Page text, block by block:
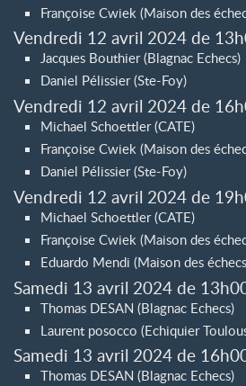
Françoise Cwiek (Maison des
Vendredi 12 avril 2024 de
Jacques Bouthier (Blagnac Echecs)
Daniel Pélissier (Ste-Foy)
Vendredi 12 avril 2024 de
Michael Schoettler (CATE)
Françoise Cwiek (Maison des
Daniel Pélissier (Ste-Foy)
Vendredi 12 avril 2024 de
Michael Schoettler (CATE)
Françoise Cwiek (Maison des
Eduardo Mendi (Maison des
Samedi 13 avril 2024 de
Thomas DESAN (Blagnac Echecs)
Laurent posocco (Echiquier
Samedi 13 avril 2024 de
Thomas DESAN (Blagnac Echecs)